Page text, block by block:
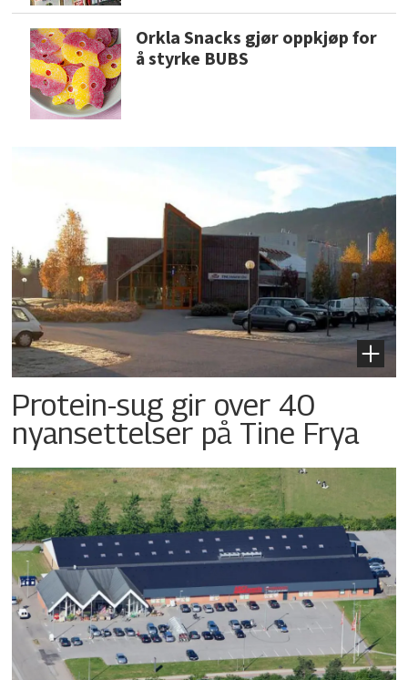
Orkla Snacks gjør oppkjøp for
å styrke BUBS
Protein-sug gir over 40
nyansettelser på Tine Frya